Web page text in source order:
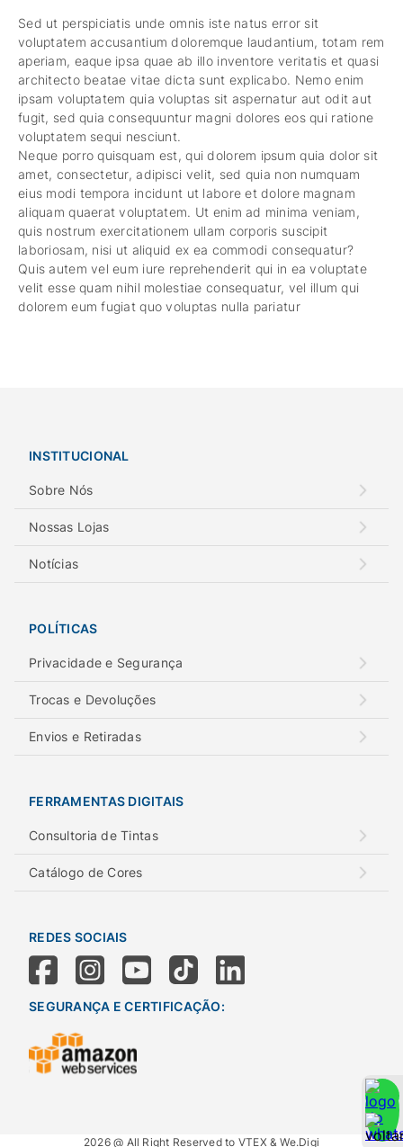
Sed ut perspiciatis unde omnis iste natus error sit
voluptatem accusantium doloremque laudantium, totam rem
aperiam, eaque ipsa quae ab illo inventore veritatis et quasi
architecto beatae vitae dicta sunt explicabo. Nemo enim
ipsam voluptatem quia voluptas sit aspernatur aut odit aut
fugit, sed quia consequuntur magni dolores eos qui ratione
voluptatem sequi nesciunt.
Neque porro quisquam est, qui dolorem ipsum quia dolor sit
amet, consectetur, adipisci velit, sed quia non numquam
eius modi tempora incidunt ut labore et dolore magnam
aliquam quaerat voluptatem. Ut enim ad minima veniam,
quis nostrum exercitationem ullam corporis suscipit
laboriosam, nisi ut aliquid ex ea commodi consequatur?
Quis autem vel eum iure reprehenderit qui in ea voluptate
velit esse quam nihil molestiae consequatur, vel illum qui
dolorem eum fugiat quo voluptas nulla pariatur
INSTITUCIONAL
Sobre Nós
Nossas Lojas
Notícias
POLÍTICAS
Privacidade e Segurança
Trocas e Devoluções
Envios e Retiradas
FERRAMENTAS DIGITAIS
Consultoria de Tintas
Catálogo de Cores
REDES SOCIAIS
SEGURANÇA E CERTIFICAÇÃO:
2026 @ All Right Reserved to VTEX & We.Digi